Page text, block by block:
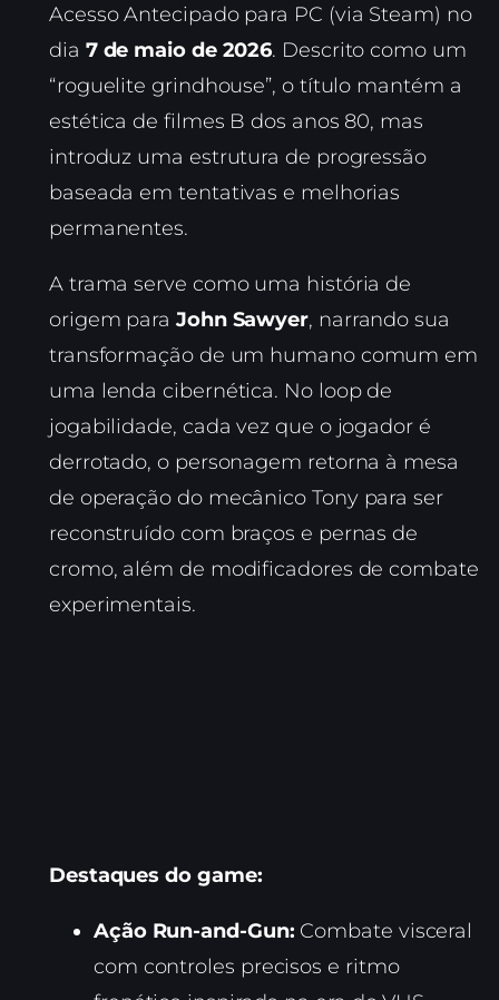
Acesso Antecipado para PC (via Steam) no
dia 7 de maio de 2026. Descrito como um
“roguelite grindhouse”, o título mantém a
estética de filmes B dos anos 80, mas
introduz uma estrutura de progressão
baseada em tentativas e melhorias
permanentes.
A trama serve como uma história de
origem para John Sawyer, narrando sua
transformação de um humano comum em
uma lenda cibernética. No loop de
jogabilidade, cada vez que o jogador é
derrotado, o personagem retorna à mesa
de operação do mecânico Tony para ser
reconstruído com braços e pernas de
cromo, além de modificadores de combate
experimentais.
Destaques do game:
Ação Run-and-Gun: Combate visceral
com controles precisos e ritmo